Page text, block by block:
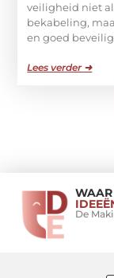
veiligheid niet
bekabeling,
en goed
Lees verder ➜
WAAR
De